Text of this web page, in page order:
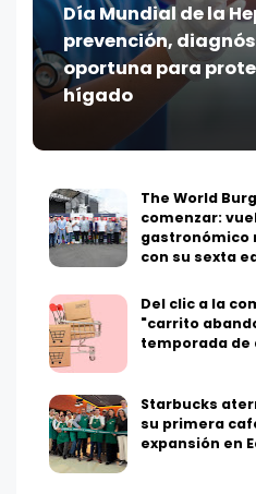
Día Mundial de la
prevención,
oportuna para
hígado
The World
comenzar:
gastronómico
con su sexta
Del clic a la
"carrito
temporada de
Starbucks
su primera
expansión en